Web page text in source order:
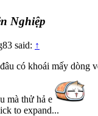
Nghiệp
said: ↑
có khoái mấy dòng
mà thử hả e
to expand...